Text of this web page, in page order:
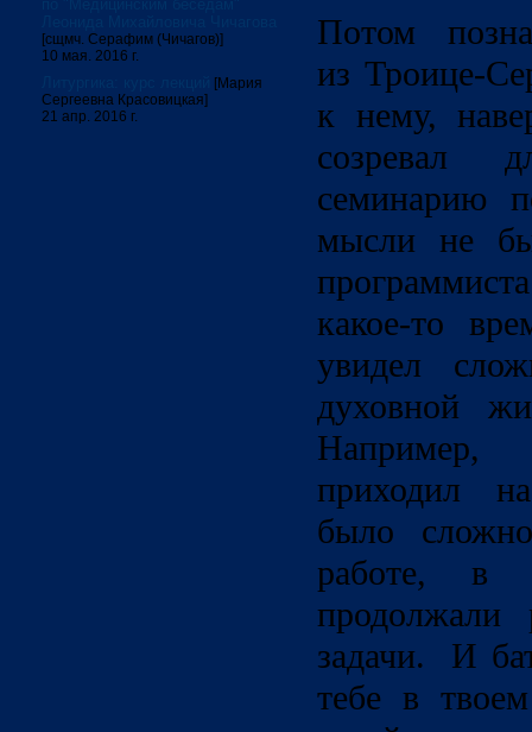
[сщмч. Серафим (Чичагов)]
10 мая. 2016 г.
[Мария
Сергеевна Красовицкая]
21 апр. 2016 г.
Потом
из Троице-
к нему,
созревал
семинарию
мысли не
какое-то
увидел
духовной
приходил
было
работе, в
продолжали
задачи. И
тебе в